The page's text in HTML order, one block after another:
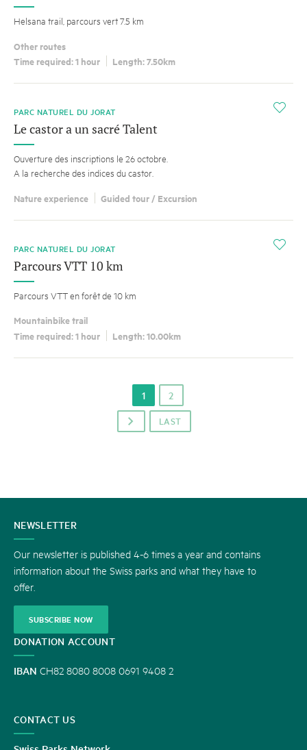
Helsana trail, parcours vert 7.5 km
Other routes
Time required: 1 hour
Length: 7.50km
i
PARC NATUREL DU JORAT
Le castor a un sacré Talent
Ouverture des inscriptions le 26 octobre.
A la recherche des indices du castor.
Nature experience Guided tour / Excursion
i
PARC NATUREL DU JORAT
Parcours VTT 10 km
Parcours VTT en forêt de 10 km
Mountainbike trail
Time required: 1 hour
Length: 10.00km
p LAST
1 2
CONTACT
US
NEWSLETTER
Our newsletter is published 4-6 times a year and contains
information about the Swiss parks and what they have to
offer.
SUBSCRIBE NOW
DONATION ACCOUNT
IBAN CH82 8080 8008 0691 9408 2
CONTACT US